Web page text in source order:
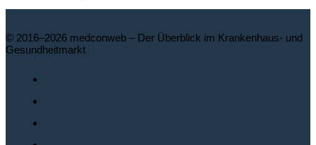
© 2016–2026 medconweb – Der Überblick im Krankenhaus- und
Gesundheitmarkt